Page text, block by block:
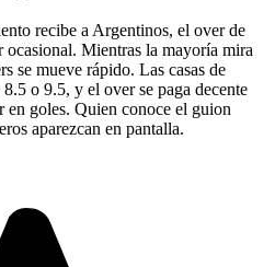
recibe a Argentinos, el over de
ocasional. Mientras la mayoría mira
se mueve rápido. Las casas de
o 9.5, y el over se paga decente
en goles. Quien conoce el guion
aparezcan en pantalla.